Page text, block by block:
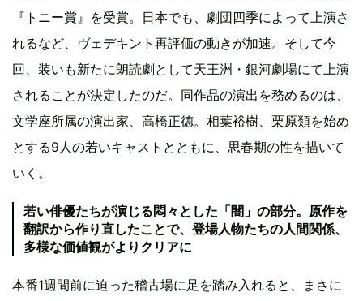
『トニー賞』を受賞。日本でも、劇団四季によって上演さ
れるなど、ヴェデキント再評価の動きが加速。そして今
回、装いも新たに朗読劇として天王洲・銀河劇場にて上演
されることが決定したのだ。同作品の演出を務めるのは、
文学座所属の演出家、高橋正徳。相葉裕樹、栗原類を始め
とする9人の若いキャストとともに、思春期の性を描いて
いく。
若い俳優たちが演じる悶々とした「闇」の部分。原作を
翻訳から作り直したことで、登場人物たちの人間関係、
多様な価値観がよりクリアに
本番1週間前に迫った稽古場に足を踏み入れると、まさに